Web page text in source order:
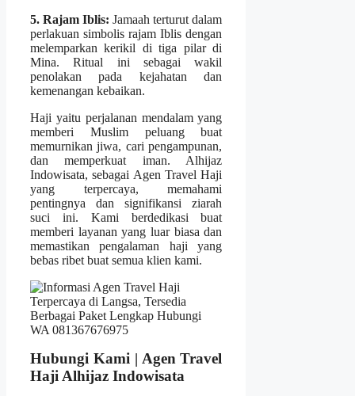
5. Rajam Iblis: Jamaah terturut dalam
perlakuan simbolis rajam Iblis dengan
melemparkan kerikil di tiga pilar di
Mina. Ritual ini sebagai wakil
penolakan pada kejahatan dan
kemenangan kebaikan.
Haji yaitu perjalanan mendalam yang
memberi Muslim peluang buat
memurnikan jiwa, cari pengampunan,
dan memperkuat iman. Alhijaz
Indowisata, sebagai Agen Travel Haji
yang terpercaya, memahami
pentingnya dan signifikansi ziarah
suci ini. Kami berdedikasi buat
memberi layanan yang luar biasa dan
memastikan pengalaman haji yang
bebas ribet buat semua klien kami.
Hubungi Kami | Agen Travel
Haji Alhijaz Indowisata